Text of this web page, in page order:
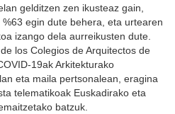
gelditzen zen ikusteaz gain,
egin dute behera, eta urtearen
izango dela aurreikusten dute.
los Colegios de Arquitectos de
19ak Arkitekturako
eta maila pertsonalean, eragina
telematikoak Euskadirako eta
batzuk.